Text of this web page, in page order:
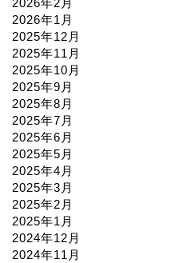
2026年1月
2025年12月
2025年11月
2025年10月
2025年9月
2025年8月
2025年7月
2025年6月
2025年5月
2025年4月
2025年3月
2025年2月
2025年1月
2024年12月
2024年11月